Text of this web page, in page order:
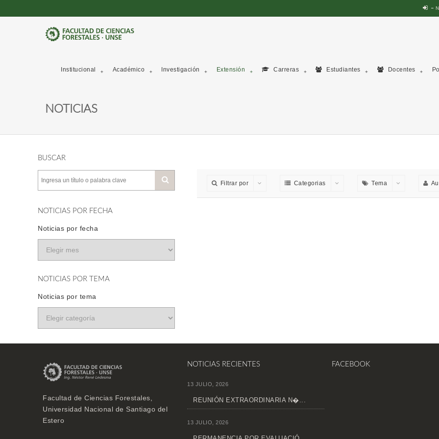
Institucional Académico Investigación Extensión Carreras Estudiantes Docentes
NOTICIAS
BUSCAR
NOTICIAS POR FECHA
Noticias por fecha
NOTICIAS POR TEMA
Noticias por tema
Filtrar por Categorias Tema
Facultad de Ciencias Forestales,
Universidad Nacional de Santiago del
Estero
NOTICIAS RECIENTES
13 JULIO, 2026
REUNIÓN EXTRAORDINARIA N�...
13 JULIO, 2026
FACEBOOK